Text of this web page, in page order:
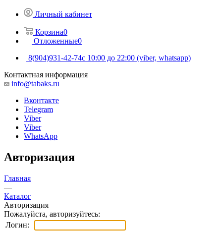
Личный кабинет
Корзина0
Отложенные0
8(904)931-42-74с 10:00 до 22:00 (viber, whatsapp)
Контактная информация
info@tabaks.ru
Вконтакте
Telegram
Viber
Viber
WhatsApp
Авторизация
Главная
—
Каталог
Авторизация
Пожалуйста, авторизуйтесь:
Логин: